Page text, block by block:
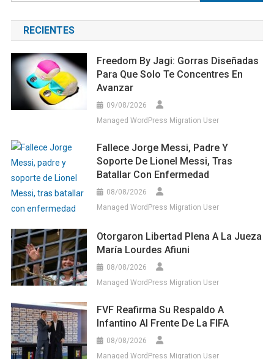
RECIENTES
Freedom By Jagi: Gorras Diseñadas
Para Que Solo Te Concentres En
Avanzar
09/08/2026
Managed WordPress Migration User
Fallece Jorge Messi, Padre Y
Soporte De Lionel Messi, Tras
Batallar Con Enfermedad
08/08/2026
Managed WordPress Migration User
Otorgaron Libertad Plena A La Jueza
María Lourdes Afiuni
08/08/2026
Managed WordPress Migration User
FVF Reafirma Su Respaldo A
Infantino Al Frente De La FIFA
08/08/2026
Managed WordPress Migration User